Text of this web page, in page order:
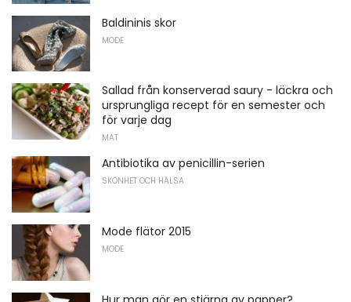
Baldininis skor
MODE
Sallad från konserverad saury - läckra och
ursprungliga recept för en semester och
för varje dag
MAT
Antibiotika av penicillin-serien
SKÖNHET OCH HÄLSA
Mode flätor 2015
MODE